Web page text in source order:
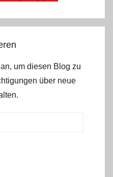
um diesen Blog zu
über neue